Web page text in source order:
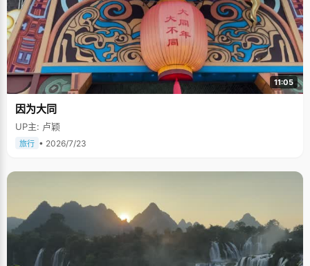
11:05
因为大同
UP主: 卢颖
旅行 • 2026/7/23